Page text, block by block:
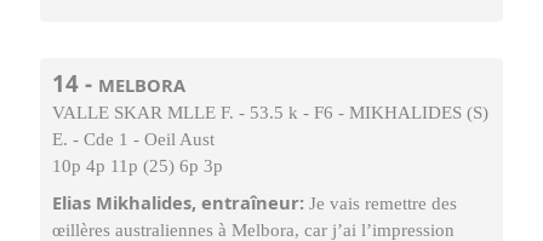
14 - MELBORA
VALLE SKAR MLLE F. - 53.5 k - F6 - MIKHALIDES (S)
E. - Cde 1 - Oeil Aust
10p 4p 11p (25) 6p 3p
Elias Mikhalides, entraîneur:Je vais remettre des
œillères australiennes à Melbora, car j’ai l’impression